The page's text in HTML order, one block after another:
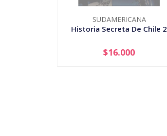
SUDAMERICANA
Historia Secreta De Chile 2
AGOTADO
$16.000